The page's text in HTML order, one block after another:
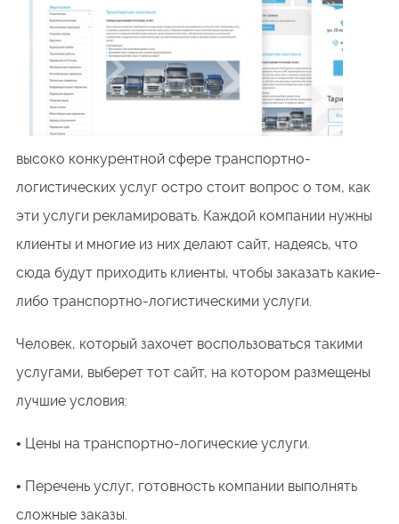
высоко конкурентной сфере транспортно-
логистических услуг остро стоит вопрос о том, как
эти услуги рекламировать. Каждой компании нужны
клиенты и многие из них делают сайт, надеясь, что
сюда будут приходить клиенты, чтобы заказать какие-
либо транспортно-логистическими услуги.
Человек, который захочет воспользоваться такими
услугами, выберет тот сайт, на котором размещены
лучшие условия:
• Цены на транспортно-логические услуги.
• Перечень услуг, готовность компании выполнять
сложные заказы.